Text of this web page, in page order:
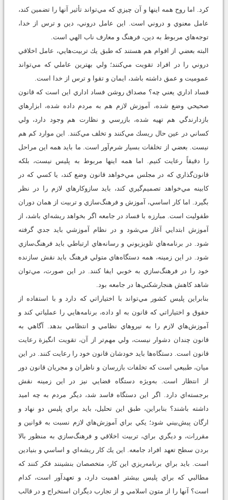
كرد. اما روح همه اينها و آن چيزي كه مي‌تواند تأثير آنها را تضمين كند،
عامل معنوي و دروني است. اين عامل دروني، دين و ترس از خدا،
توجه‌هاي مربوط به دين، فرهنگ و معارف ناب الهي است.
البته بعضي از اقوام هم هستند كه طبق يك تربيت‌هايي، عامل اخلاقي
دروني را در افراد تقويت مي‌كنند؛ ولي بهترين عاملي كه مي‌تواند
عموميت و عمق داشته باشد، ايمان و تقوا و ترس از خدا است.
فساد اداري يعني چه؟ مصداق روشن فساد اداري اين است كه قانون
صحيحي وضع شده، آموزش لازم هم به مردم داده شده، ابزارهاي
بازدارندگي هم تهيه شده، بازرسي و نظارت هم وجود دارد، ولي
كساني در عين حال ريسك مي‌كنند و تخلف مي‌كنند. اين موارد كم هم
نيست. بعضي از تخلفات بسيار شرم‌آور است. ما بايد همه اين مراحل
را دقيقاً رعايت كنيم. اما همه اينها مربوط به پليس نيست، بلكه
قانون‌گذاري كه در مجلس مي‌خواهد قانون وضع كند، يا كسي كه در
كابينه مي‌خواهد تصميم‌گيري كند، بايد سازوكارهاي لازم را در نظر
بگيرد. اما كار اساسي، آموزش و فرهنگ‌سازي و تربيت از همان دوران
طفوليت است. مبارزه با فساد در جامعه اگر بخواهد ريشه‌اي باشد، از
آموزش ابتدايي آغاز مي‌شود و در نظام آموزشي بايد جدي گرفته
شود. در برنامه‌هاي تلويزيوني و رسانه‌هاي ارتباطي بايد فرهنگ‌سازي
شود. در اين زمينه، همه دستگاه‌هاي متولي فرهنگ بايد نقش سازنده
خود را در فرهنگ‌سازي به خوبي ايفا كنند. در اين صورت، مي‌توان
شاهد كاهش هنجارشكني‌ها در جامعه بود.
بنابراين پليس كشور مي‌تواند با اختياراتي كه دارد و با استفاده از
حقوق و اختياراتي كه قانون به او داده، برنامه‌هايي را عملياتي كند و
آموزش‌هاي لازم را به نيروهاي نظامي و انتظامي بدهد. آگاهي به
قانون چندان دشوار نيست، ولي مهم‌تر از آن، تقويت انگيزة رعايت
قانون است. دستگاه‌ها بايد خودشان قانون خود را رعايت كنند. در اين
ميان، طبيعي است كه تخلفات بازرسان و ناظران و مجريان قانون دور
از انتظار است. به‌ويژه دستگاه قضايي نيز در اين زمينه نقش
برجسته‌اي دارد. اگر اين دستگاه فاسد شد، ديگر مردم به چه اميد
داشته باشند؟ بنابراين، طبق اين تحليل، بايد براي پليس دو نهاد و
ارگان پيش‌بيني شود؛ يكي براي آموزش‌هاي لازم نسبت به قوانين و
مقررات، و ديگري براي، تربيت اخلاقي و فرهنگ‌سازي به منظور بالا
بردن سطح تعهد افراد جامعه. اين يك كار ريشه‌اي و اساسي و بنيادين
است. بايد براي برنامه‌ريزي اين كار، متخصصان بنشينند فكر كنند كه
مطالبي كه براي پليس بيشتر اهميت دارد، و تعهدآور است، كدام
است؟ آنها را از متون اسلامي و از تجارب ديگران استخراج و در قالب